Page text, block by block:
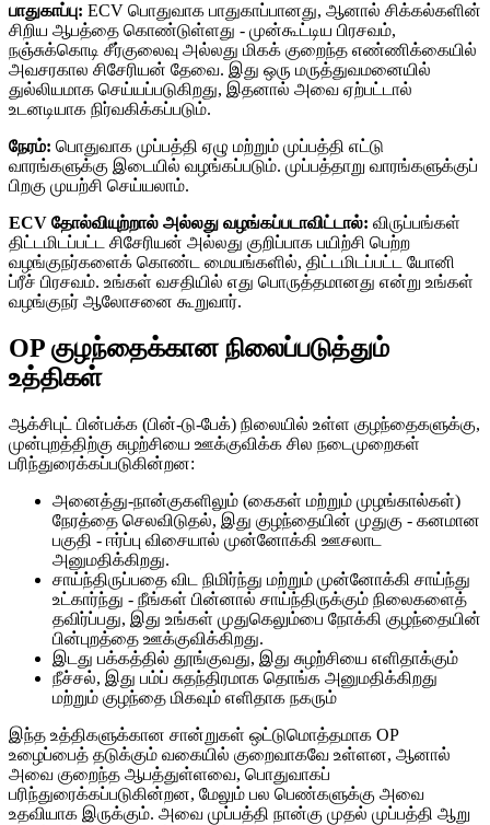
பாதுகாப்பு: ECV பொதுவாக பாதுகாப்பானது, ஆனால் சிக்கல்களின்
சிறிய ஆபத்தை கொண்டுள்ளது - முன்கூட்டிய பிரசவம்,
நஞ்சுக்கொடி சீர்குலைவு அல்லது மிகக் குறைந்த எண்ணிக்கையில்
அவசரகால சிசேரியன் தேவை. இது ஒரு மருத்துவமனையில்
துல்லியமாக செய்யப்படுகிறது, இதனால் அவை ஏற்பட்டால்
உடனடியாக நிர்வகிக்கப்படும்.
நேரம்: பொதுவாக முப்பத்தி ஏழு மற்றும் முப்பத்தி எட்டு
வாரங்களுக்கு இடையில் வழங்கப்படும். முப்பத்தாறு வாரங்களுக்குப்
பிறகு முயற்சி செய்யலாம்.
ECV தோல்வியுற்றால் அல்லது வழங்கப்படாவிட்டால்: விருப்பங்கள்
திட்டமிடப்பட்ட சிசேரியன் அல்லது குறிப்பாக பயிற்சி பெற்ற
வழங்குநர்களைக் கொண்ட மையங்களில், திட்டமிடப்பட்ட யோனி
ப்ரீச் பிரசவம். உங்கள் வசதியில் எது பொருத்தமானது என்று உங்கள்
வழங்குநர் ஆலோசனை கூறுவார்.
OP குழந்தைக்கான நிலைப்படுத்தும்
உத்திகள்
ஆக்சிபுட் பின்பக்க (பின்-டு-பேக்) நிலையில் உள்ள குழந்தைகளுக்கு,
முன்புறத்திற்கு சுழற்சியை ஊக்குவிக்க சில நடைமுறைகள்
பரிந்துரைக்கப்படுகின்றன:
அனைத்து-நான்குகளிலும் (கைகள் மற்றும் முழங்கால்கள்)
நேரத்தை செலவிடுதல், இது குழந்தையின் முதுகு - கனமான
பகுதி - ஈர்ப்பு விசையால் முன்னோக்கி ஊசலாட
அனுமதிக்கிறது.
சாய்ந்திருப்பதை விட நிமிர்ந்து மற்றும் முன்னோக்கி சாய்ந்து
உட்கார்ந்து - நீங்கள் பின்னால் சாய்ந்திருக்கும் நிலைகளைத்
தவிர்ப்பது, இது உங்கள் முதுகெலும்பை நோக்கி குழந்தையின்
பின்புறத்தை ஊக்குவிக்கிறது.
இடது பக்கத்தில் தூங்குவது, இது சுழற்சியை எளிதாக்கும்
நீச்சல், இது பம்ப் சுதந்திரமாக தொங்க அனுமதிக்கிறது
மற்றும் குழந்தை மிகவும் எளிதாக நகரும்
இந்த உத்திகளுக்கான சான்றுகள் ஒட்டுமொத்தமாக OP
உழைப்பைத் தடுக்கும் வகையில் குறைவாகவே உள்ளன, ஆனால்
அவை குறைந்த ஆபத்துள்ளவை, பொதுவாகப்
பரிந்துரைக்கப்படுகின்றன, மேலும் பல பெண்களுக்கு அவை
உதவியாக இருக்கும். அவை முப்பத்தி நான்கு முதல் முப்பத்தி ஆறு